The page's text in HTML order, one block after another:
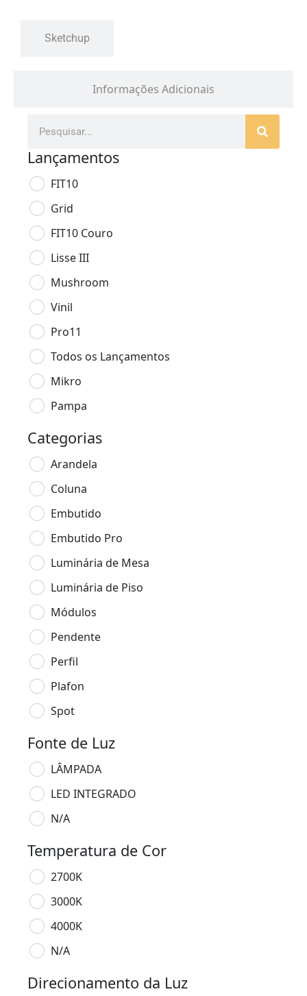
Informações Adicionais
Sketchup
Lançamentos
FIT10
Grid
FIT10 Couro
Lisse III
Mushroom
Vinil
Pro11
Todos os Lançamentos
Mikro
Pampa
Categorias
Arandela
Coluna
Embutido
Embutido Pro
Luminária de Mesa
Luminária de Piso
Módulos
Pendente
Perfil
Plafon
Spot
Fonte de Luz
LÂMPADA
LED INTEGRADO
N/A
Temperatura de Cor
2700K
3000K
4000K
N/A
Direcionamento da Luz